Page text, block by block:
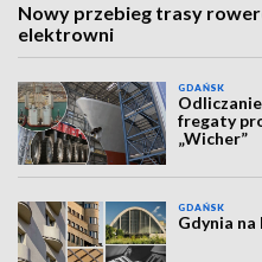
Nowy przebieg trasy
elektrowni
GDAŃSK
fregaty
„Wicher”
GDAŃSK
Gdynia na